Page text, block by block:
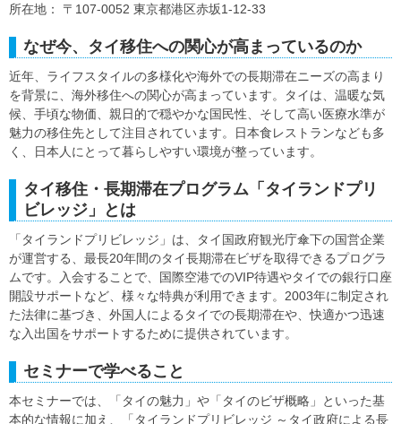
所在地： 〒107-0052 東京都港区赤坂1-12-33
なぜ今、タイ移住への関心が高まっているのか
近年、ライフスタイルの多様化や海外での長期滞在ニーズの高まり
を背景に、海外移住への関心が高まっています。タイは、温暖な気
候、手頃な物価、親日的で穏やかな国民性、そして高い医療水準が
魅力の移住先として注目されています。日本食レストランなども多
く、日本人にとって暮らしやすい環境が整っています。
タイ移住・長期滞在プログラム「タイランドプリ
ビレッジ」とは
「タイランドプリビレッジ」は、タイ国政府観光庁傘下の国営企業
が運営する、最長20年間のタイ長期滞在ビザを取得できるプログラ
ムです。入会することで、国際空港でのVIP待遇やタイでの銀行口座
開設サポートなど、様々な特典が利用できます。2003年に制定され
た法律に基づき、外国人によるタイでの長期滞在や、快適かつ迅速
な入出国をサポートするために提供されています。
セミナーで学べること
本セミナーでは、「タイの魅力」や「タイのビザ概略」といった基
本的な情報に加え、「タイランドプリビレッジ ～タイ政府による長